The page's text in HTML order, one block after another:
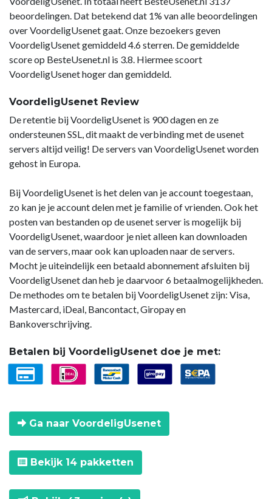
beoordelingen. Dat betekend dat 1% van alle beoordelingen
over VoordeligUsenet gaat. Onze bezoekers geven
VoordeligUsenet gemiddeld 4.6 sterren. De gemiddelde
score op BesteUsenet.nl is 3.8. Hiermee scoort
VoordeligUsenet hoger dan gemiddeld.
VoordeligUsenet Review
De retentie bij VoordeligUsenet is 900 dagen en ze
ondersteunen SSL, dit maakt de verbinding met de usenet
servers altijd veilig! De servers van VoordeligUsenet worden
gehost in Europa.
Bij VoordeligUsenet is het delen van je account toegestaan,
zo kan je je account delen met je familie of vrienden. Ook het
posten van bestanden op de usenet server is mogelijk bij
VoordeligUsenet, waardoor je niet alleen kan downloaden
van de servers, maar ook kan uploaden naar de servers.
Mocht je uiteindelijk een betaald abonnement afsluiten bij
VoordeligUsenet dan heb je daarvoor 6 betaalmogelijkheden.
De methodes om te betalen bij VoordeligUsenet zijn: Visa,
Mastercard, iDeal, Bancontact, Giropay en
Bankoverschrijving.
Betalen bij VoordeligUsenet doe je met:
Ga naar VoordeligUsenet
Bekijk 14 pakketten